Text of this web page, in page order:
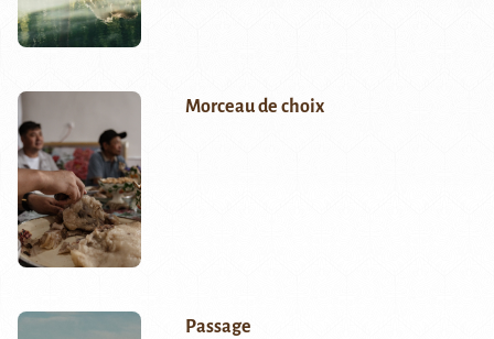
Morceau de choix
Passage